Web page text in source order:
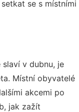
se s místními
v dubnu, je
Místní obyvatelé
akcemi po
jak zažít